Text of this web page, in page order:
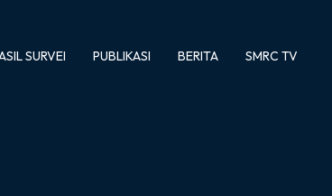
SURVEI PUBLIKASI BERITA SMRC TV